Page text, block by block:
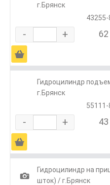
г.Брянск
- +
Ä
Гидроцилиндр
г.Брянск
- +
Ä
1
Гидроцилиндр на
шток) / г.Брянск